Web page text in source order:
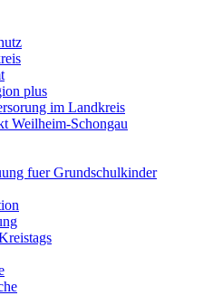
plus
im Landkreis
Weilheim-Schongau
fuer Grundschulkinder